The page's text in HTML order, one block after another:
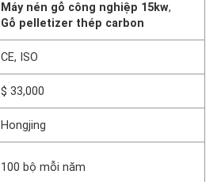
Máy nén gỗ công nghiệp 15kw,
Gỗ pelletizer thép carbon
CE, ISO
$ 33,000
Hongjing
100 bộ mỗi năm